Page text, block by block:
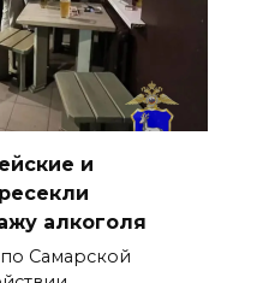
и
алкоголя
Самарской